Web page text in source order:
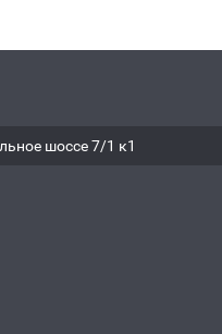
шоссе 7/1 к1